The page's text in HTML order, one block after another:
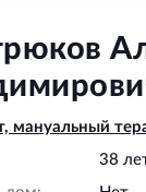
мануальный
38